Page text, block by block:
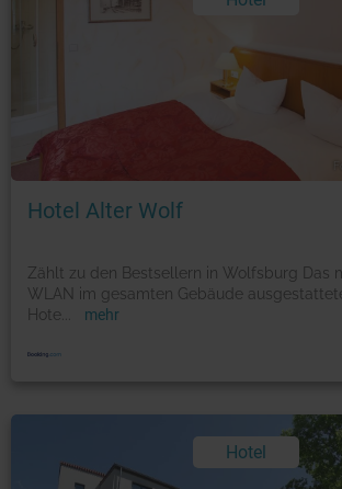
Hotel Alter Wolf
Zählt zu den Bestsellern in Wolfsburg Das
WLAN im gesamten Gebäude
Hote
mehr
Hotel